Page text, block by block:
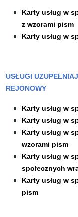
Karty usług w
z wzorami pism
Karty usług w
USŁUGI
REJONOWY
Karty usług w
Karty usług w
Karty usług w
wzorami pism
Karty usług w
społecznych
Karty usług w
pism